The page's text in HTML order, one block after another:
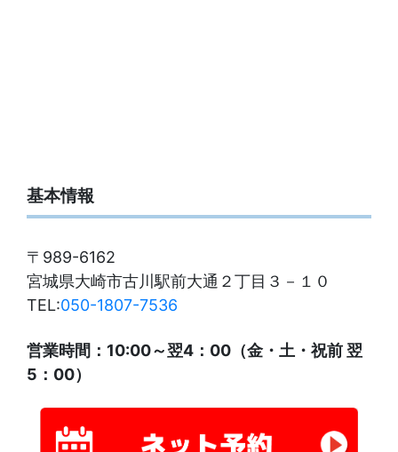
基本情報
〒989-6162
宮城県大崎市古川駅前大通２丁目３－１０
TEL:050-1807-7536
営業時間：10:00～翌4：00（金・土・祝前 翌
5：00）